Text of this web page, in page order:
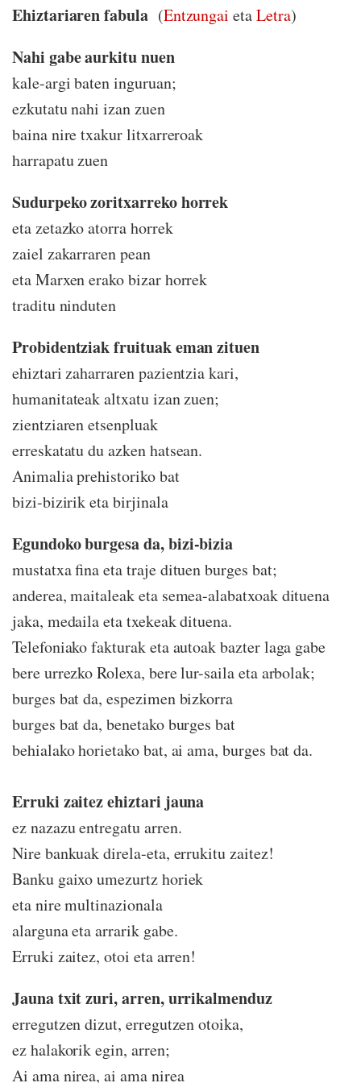
Ehiztariaren fabula(Entzungai etaLetra)
Nahi gabe aurkitu nuen
kale-argi baten inguruan;
ezkutatu nahi izan zuen
baina nire txakur litxarreroak
harrapatu zuen
Sudurpeko zoritxarreko horrek
eta zetazko atorra horrek
zaiel zakarraren pean
eta Marxen erako bizar horrek
traditu ninduten
Probidentziak fruituak eman zituen
ehiztari zaharraren pazientzia kari,
humanitateak altxatu izan zuen;
zientziaren etsenpluak
erreskatatu du azken hatsean.
Animalia prehistoriko bat
bizi-bizirik eta birjinala
Egundoko burgesa da, bizi-bizia
mustatxa fina eta traje dituen burges bat;
anderea, maitaleak eta semea-alabatxoak dituena
jaka, medaila eta txekeak dituena.
Telefoniako fakturak eta autoak bazter laga gabe
bere urrezko Rolexa, bere lur-saila eta arbolak;
burges bat da, espezimen bizkorra
burges bat da, benetako burges bat
behialako horietako bat, ai ama, burges bat da.
Erruki zaitez ehiztari jauna
ez nazazu entregatu arren.
Nire bankuak direla-eta, errukitu zaitez!
Banku gaixo umezurtz horiek
eta nire multinazionala
alarguna eta arrarik gabe.
Erruki zaitez, otoi eta arren!
Jauna txit zuri, arren, urrikalmenduz
erregutzen dizut, erregutzen otoika,
ez halakorik egin, arren;
Ai ama nirea, ai ama nirea